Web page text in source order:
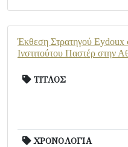
Έκθεση Στρατηγού Eydoux
Ινστιτούτου Παστέρ στην
ΤΙΤΛΟΣ
ΧΡΟΝΟΛΟΓΙΑ